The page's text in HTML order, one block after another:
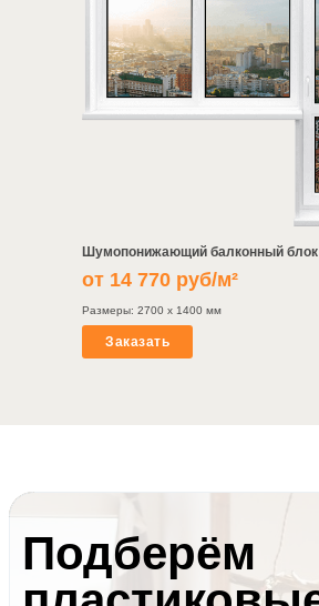
Шумопонижающий балконный блок
от 14 770 руб/м²
Размеры: 2700 х 1400 мм
Заказать